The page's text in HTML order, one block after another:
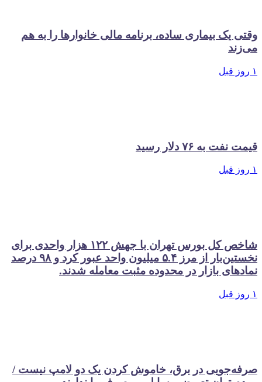
وقتی یک بیماری ساده، برنامه مالی خانوارها را به هم
می‌زند
۱ روز قبل
قیمت نفت به ۷۶ دلار رسید
۱ روز قبل
شاخص کل بورس تهران با جهش ۱۲۲ هزار واحدی برای
نخستین‌بار از مرز ۵.۴ میلیون واحد عبور کرد و ۹۸ درصد
نمادهای بازار در محدوده مثبت معامله شدند.
۱ روز قبل
صرفه‌جویی در برق، خاموش کردن یک دو لامپ نیست /